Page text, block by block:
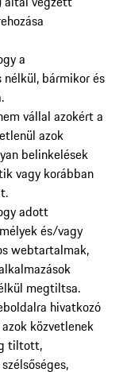
a
bármikor és
vállal azokért a
azok
belinkelések
vagy korábban
adott
és/vagy
webtartalmak,
megtiltsa.
hivatkozó
közvetlenek
tiltott,